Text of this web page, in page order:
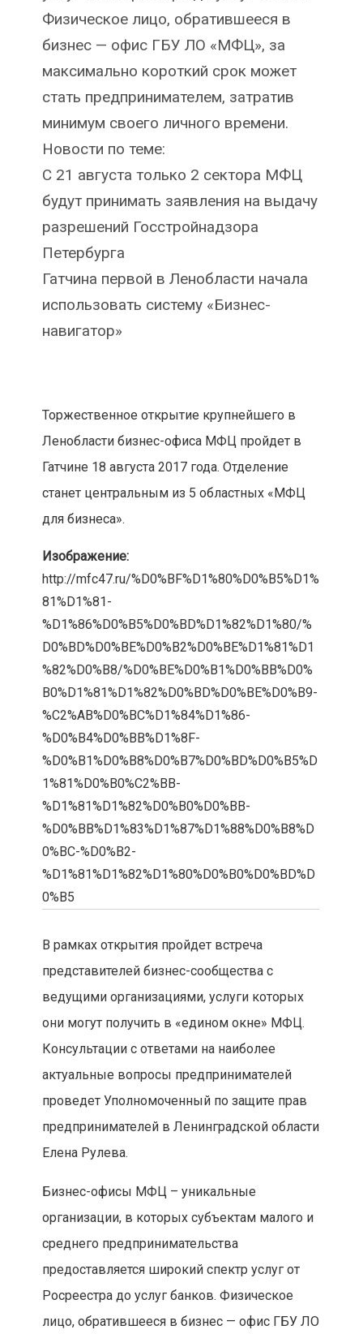
Физическое лицо, обратившееся в
бизнес — офис ГБУ ЛО «МФЦ», за
максимально короткий срок может
стать предпринимателем, затратив
минимум своего личного времени.
Новости по теме:
С 21 августа только 2 сектора МФЦ
будут принимать заявления на выдачу
разрешений Госстройнадзора
Петербурга
Гатчина первой в Ленобласти начала
использовать систему «Бизнес-
навигатор»
Торжественное открытие крупнейшего в
Ленобласти бизнес-офиса МФЦ пройдет в
Гатчине 18 августа 2017 года. Отделение
станет центральным из 5 областных «МФЦ
для бизнеса».
Изображение:
http://mfc47.ru/%D0%BF%D1%80%D0%B5%D1%
81%D1%81-
%D1%86%D0%B5%D0%BD%D1%82%D1%80/%
D0%BD%D0%BE%D0%B2%D0%BE%D1%81%D1
%82%D0%B8/%D0%BE%D0%B1%D0%BB%D0%
B0%D1%81%D1%82%D0%BD%D0%BE%D0%B9-
%C2%AB%D0%BC%D1%84%D1%86-
%D0%B4%D0%BB%D1%8F-
%D0%B1%D0%B8%D0%B7%D0%BD%D0%B5%D
1%81%D0%B0%C2%BB-
%D1%81%D1%82%D0%B0%D0%BB-
%D0%BB%D1%83%D1%87%D1%88%D0%B8%D
0%BC-%D0%B2-
%D1%81%D1%82%D1%80%D0%B0%D0%BD%D
0%B5
В рамках открытия пройдет встреча
представителей бизнес-сообщества с
ведущими организациями, услуги которых
они могут получить в «едином окне» МФЦ.
Консультации с ответами на наиболее
актуальные вопросы предпринимателей
проведет Уполномоченный по защите прав
предпринимателей в Ленинградской области
Елена Рулева.
Бизнес-офисы МФЦ – уникальные
организации, в которых субъектам малого и
среднего предпринимательства
предоставляется широкий спектр услуг от
Росреестра до услуг банков. Физическое
лицо, обратившееся в бизнес — офис ГБУ ЛО